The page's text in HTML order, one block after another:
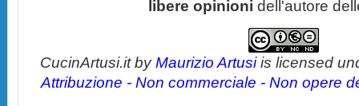
libere opinioni dell'autore
CucinArtusi.itbyMaurizio Artusiis licensed
Attribuzione - Non commerciale - Non opere